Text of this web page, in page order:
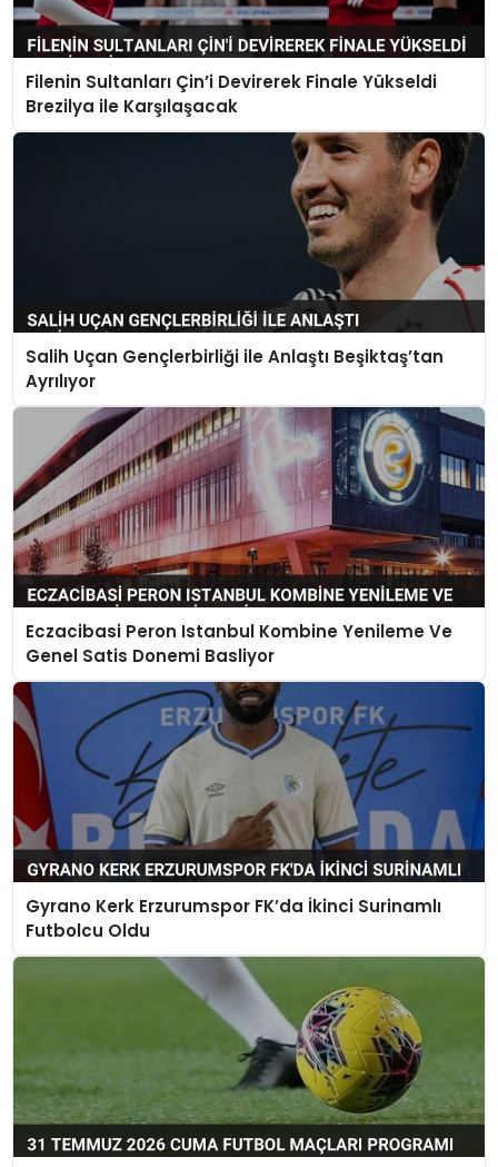
Filenin Sultanları Çin’i Devirerek Finale Yükseldi
Brezilya ile Karşılaşacak
Salih Uçan Gençlerbirliği ile Anlaştı Beşiktaş’tan
Ayrılıyor
Eczacibasi Peron Istanbul Kombine Yenileme Ve
Genel Satis Donemi Basliyor
Gyrano Kerk Erzurumspor FK’da İkinci Surinamlı
Futbolcu Oldu